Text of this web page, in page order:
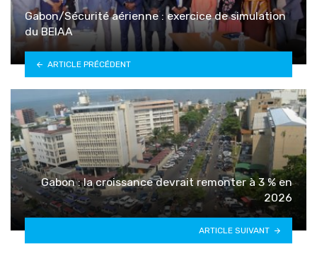
Gabon/Sécurité aérienne : exercice de simulation
du BEIAA
ARTICLE PRÉCÉDENT
Gabon : la croissance devrait remonter à 3 % en
2026
ARTICLE SUIVANT